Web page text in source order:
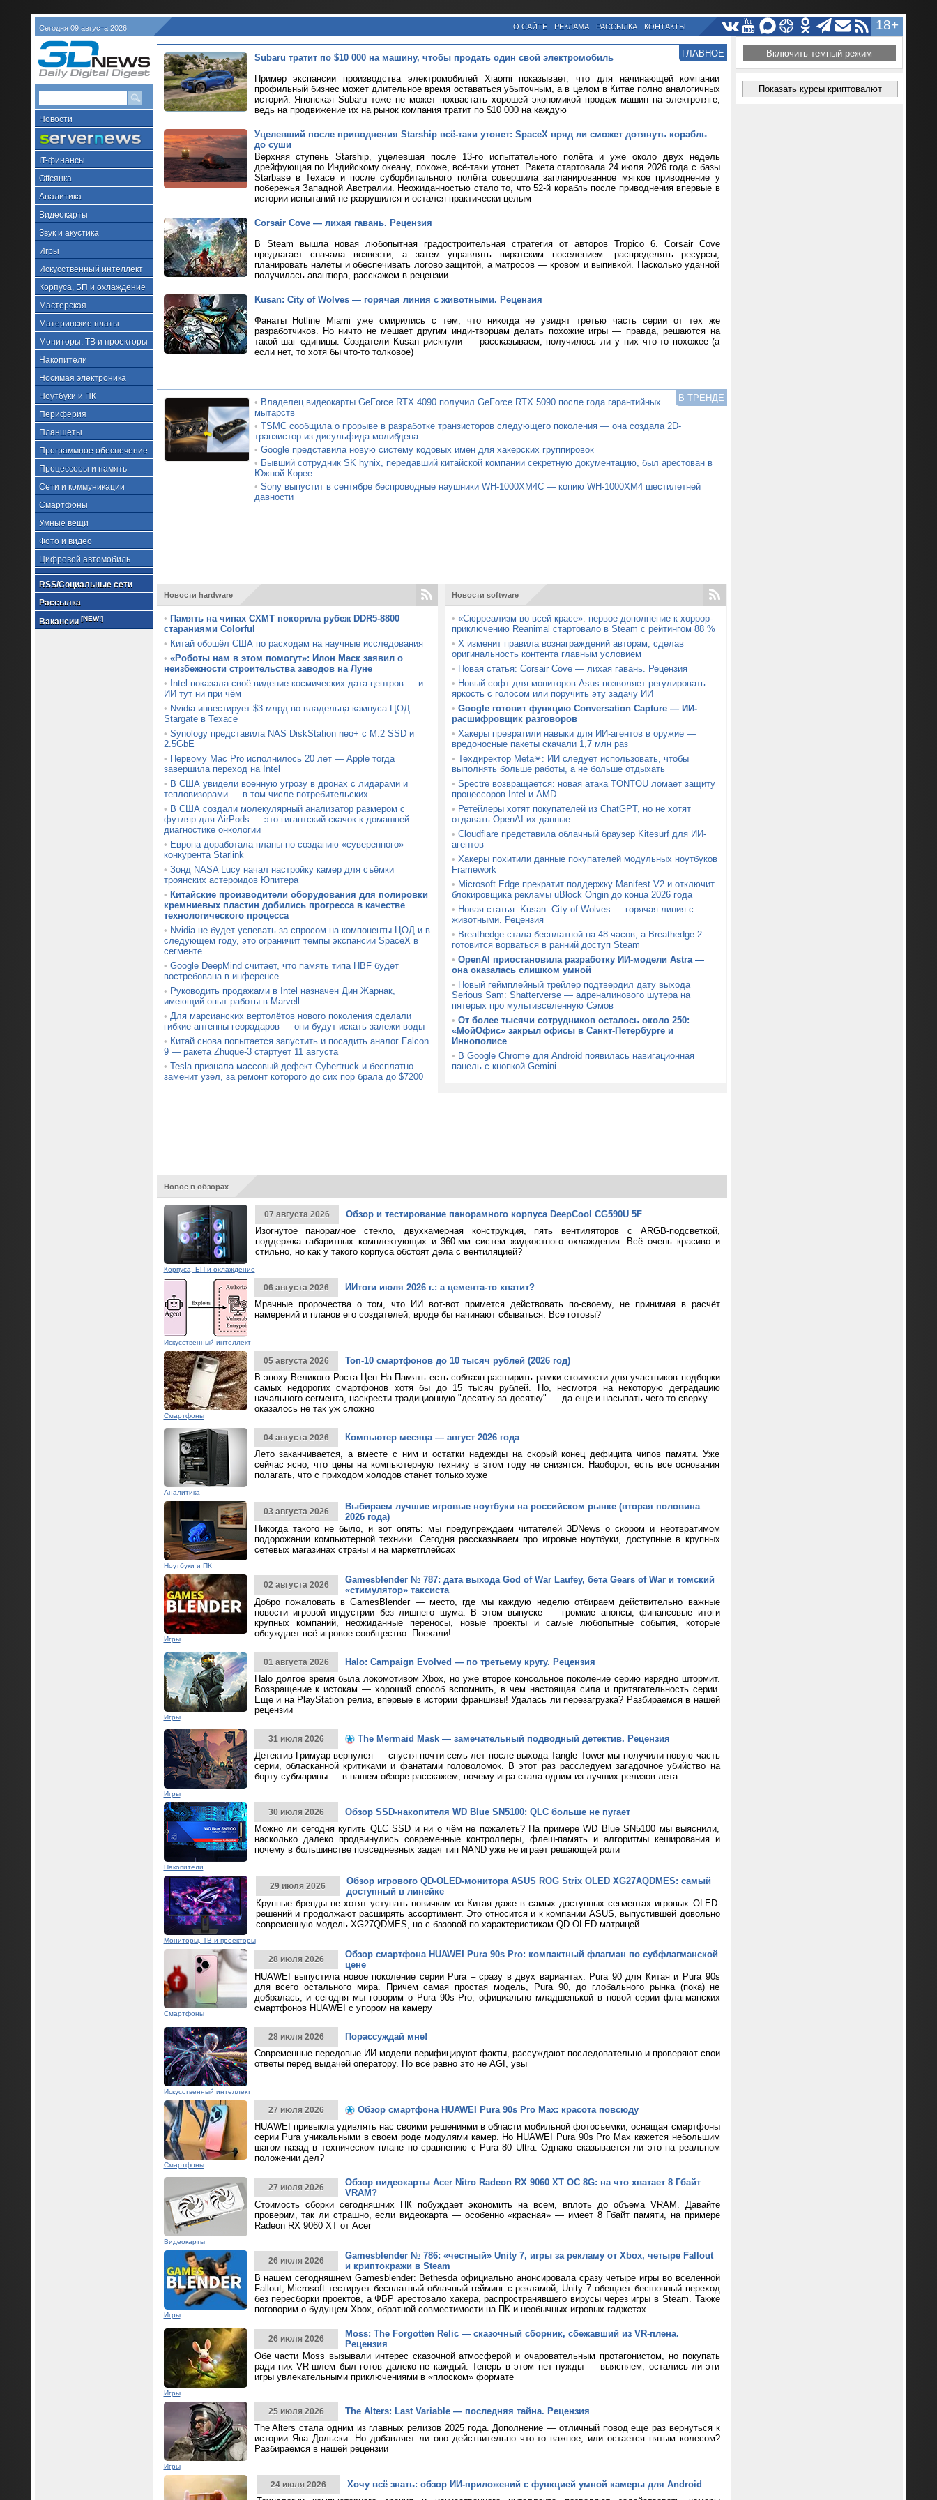
Сегодня 09 августа 2026 18+
О САЙТЕ РЕКЛАМА РАССЫЛКА КОНТАКТЫ
Новости
IT-финансы
Offсянка
Аналитика
Видеокарты
Звук и акустика
Игры
Искусственный интеллект
Корпуса, БП и охлаждение
Мастерская
Материнские платы
Мониторы, ТВ и проекторы
Накопители
Носимая электроника
Ноутбуки и ПК
Периферия
Планшеты
Программное обеспечение
Процессоры и память
Сети и коммуникации
Смартфоны
Умные вещи
Фото и видео
Цифровой автомобиль
RSS/Социальные сети
Рассылка
Вакансии [NEW!]
ГЛАВНОЕ
Subaru тратит по $10 000 на машину, чтобы продать один свой электромобиль
Пример экспансии производства электромобилей Xiaomi показывает, что для начинающей компании
профильный бизнес может длительное время оставаться убыточным, а в целом в Китае полно аналогичных
историй. Японская Subaru тоже не может похвастать хорошей экономикой продаж машин на электротяге,
ведь на продвижение их на рынок компания тратит по $10 000 на каждую
Уцелевший после приводнения Starship всё-таки утонет: SpaceX вряд ли сможет дотянуть корабль
до суши
Верхняя ступень Starship, уцелевшая после 13-го испытательного полёта и уже около двух недель
дрейфующая по Индийскому океану, похоже, всё-таки утонет. Ракета стартовала 24 июля 2026 года с базы
Starbase в Техасе и после суборбитального полёта совершила запланированное мягкое приводнение у
побережья Западной Австралии. Неожиданностью стало то, что 52-й корабль после приводнения впервые в
истории испытаний не разрушился и остался практически целым
Corsair Cove — лихая гавань. Рецензия
В Steam вышла новая любопытная градостроительная стратегия от авторов Tropico 6. Corsair Cove
предлагает сначала возвести, а затем управлять пиратским поселением: распределять ресурсы,
планировать налёты и обеспечивать логово защитой, а матросов — кровом и выпивкой. Насколько удачной
получилась авантюра, расскажем в рецензии
Kusan: City of Wolves — горячая линия с животными. Рецензия
Фанаты Hotline Miami уже смирились с тем, что никогда не увидят третью часть серии от тех же
разработчиков. Но ничто не мешает другим инди-творцам делать похожие игры — правда, решаются на
такой шаг единицы. Создатели Kusan рискнули — рассказываем, получилось ли у них что-то похожее (а
если нет, то хотя бы что-то толковое)
В ТРЕНДЕ
• Владелец видеокарты GeForce RTX 4090 получил GeForce RTX 5090 после года гарантийных
мытарств
• TSMC сообщила о прорыве в разработке транзисторов следующего поколения — она создала 2D-
транзистор из дисульфида молибдена
• Google представила новую систему кодовых имен для хакерских группировок
• Бывший сотрудник SK hynix, передавший китайской компании секретную документацию, был арестован в
Южной Корее
• Sony выпустит в сентябре беспроводные наушники WH-1000XM4C — копию WH-1000XM4 шестилетней
давности
Новости hardware
• Память на чипах CXMT покорила рубеж DDR5-8800
стараниями Colorful
• Китай обошёл США по расходам на научные исследования
• «Роботы нам в этом помогут»: Илон Маск заявил о
неизбежности строительства заводов на Луне
• Intel показала своё видение космических дата-центров — и
ИИ тут ни при чём
• Nvidia инвестирует $3 млрд во владельца кампуса ЦОД
Stargate в Техасе
• Synology представила NAS DiskStation neo+ с M.2 SSD и
2.5GbE
• Первому Mac Pro исполнилось 20 лет — Apple тогда
завершила переход на Intel
• В США увидели военную угрозу в дронах с лидарами и
тепловизорами — в том числе потребительских
• В США создали молекулярный анализатор размером с
футляр для AirPods — это гигантский скачок к домашней
диагностике онкологии
• Европа доработала планы по созданию «суверенного»
конкурента Starlink
• Зонд NASA Lucy начал настройку камер для съёмки
троянских астероидов Юпитера
• Китайские производители оборудования для полировки
кремниевых пластин добились прогресса в качестве
технологического процесса
• Nvidia не будет успевать за спросом на компоненты ЦОД и в
следующем году, это ограничит темпы экспансии SpaceX в
сегменте
• Google DeepMind считает, что память типа HBF будет
востребована в инференсе
• Руководить продажами в Intel назначен Дин Жарнак,
имеющий опыт работы в Marvell
• Для марсианских вертолётов нового поколения сделали
гибкие антенны георадаров — они будут искать залежи воды
• Китай снова попытается запустить и посадить аналог Falcon
9 — ракета Zhuque-3 стартует 11 августа
• Tesla признала массовый дефект Cybertruck и бесплатно
заменит узел, за ремонт которого до сих пор брала до $7200
Новости software
• «Сюрреализм во всей красе»: первое дополнение к хоррор-
приключению Reanimal стартовало в Steam с рейтингом 88 %
• X изменит правила вознаграждений авторам, сделав
оригинальность контента главным условием
• Новая статья: Corsair Cove — лихая гавань. Рецензия
• Новый софт для мониторов Asus позволяет регулировать
яркость с голосом или поручить эту задачу ИИ
• Google готовит функцию Conversation Capture — ИИ-
расшифровщик разговоров
• Хакеры превратили навыки для ИИ-агентов в оружие —
вредоносные пакеты скачали 1,7 млн раз
• Техдиректор Meta✴: ИИ следует использовать, чтобы
выполнять больше работы, а не больше отдыхать
• Spectre возвращается: новая атака TONTOU ломает защиту
процессоров Intel и AMD
• Ретейлеры хотят покупателей из ChatGPT, но не хотят
отдавать OpenAI их данные
• Cloudflare представила облачный браузер Kitesurf для ИИ-
агентов
• Хакеры похитили данные покупателей модульных ноутбуков
Framework
• Microsoft Edge прекратит поддержку Manifest V2 и отключит
блокировщика рекламы uBlock Origin до конца 2026 года
• Новая статья: Kusan: City of Wolves — горячая линия с
животными. Рецензия
• Breathedge стала бесплатной на 48 часов, а Breathedge 2
готовится ворваться в ранний доступ Steam
• OpenAI приостановила разработку ИИ-модели Astra —
она оказалась слишком умной
• Новый геймплейный трейлер подтвердил дату выхода
Serious Sam: Shatterverse — адреналинового шутера на
пятерых про мультивселенную Сэмов
• От более тысячи сотрудников осталось около 250:
«МойОфис» закрыл офисы в Санкт-Петербурге и
Иннополисе
• В Google Chrome для Android появилась навигационная
панель с кнопкой Gemini
Новое в обзорах
Корпуса, БП и охлаждение
07 августа 2026
Обзор и тестирование панорамного корпуса DeepCool CG590U 5F
Изогнутое панорамное стекло, двухкамерная конструкция, пять вентиляторов с ARGB-подсветкой,
поддержка габаритных комплектующих и 360-мм систем жидкостного охлаждения. Всё очень красиво и
стильно, но как у такого корпуса обстоят дела с вентиляцией?
Искусственный интеллект
06 августа 2026
ИИтоги июля 2026 г.: а цемента-то хватит?
Мрачные пророчества о том, что ИИ вот-вот примется действовать по-своему, не принимая в расчёт
намерений и планов его создателей, вроде бы начинают сбываться. Все готовы?
Смартфоны
05 августа 2026
Топ-10 смартфонов до 10 тысяч рублей (2026 год)
В эпоху Великого Роста Цен На Память есть соблазн расширить рамки стоимости для участников подборки
самых недорогих смартфонов хотя бы до 15 тысяч рублей. Но, несмотря на некоторую деградацию
начального сегмента, наскрести традиционную "десятку за десятку" — да еще и насыпать чего-то сверху —
оказалось не так уж сложно
Аналитика
04 августа 2026
Компьютер месяца — август 2026 года
Лето заканчивается, а вместе с ним и остатки надежды на скорый конец дефицита чипов памяти. Уже
сейчас ясно, что цены на компьютерную технику в этом году не снизятся. Наоборот, есть все основания
полагать, что с приходом холодов станет только хуже
Ноутбуки и ПК
03 августа 2026
Выбираем лучшие игровые ноутбуки на российском рынке (вторая половина
2026 года)
Никогда такого не было, и вот опять: мы предупреждаем читателей 3DNews о скором и неотвратимом
подорожании компьютерной техники. Сегодня рассказываем про игровые ноутбуки, доступные в крупных
сетевых магазинах страны и на маркетплейсах
Игры
02 августа 2026
Gamesblender № 787: дата выхода God of War Laufey, бета Gears of War и томский
«стимулятор» таксиста
Добро пожаловать в GamesBlender — место, где мы каждую неделю отбираем действительно важные
новости игровой индустрии без лишнего шума. В этом выпуске — громкие анонсы, финансовые итоги
крупных компаний, неожиданные переносы, новые проекты и самые любопытные события, которые
обсуждает всё игровое сообщество. Поехали!
Игры
01 августа 2026
Halo: Campaign Evolved — по третьему кругу. Рецензия
Halo долгое время была локомотивом Xbox, но уже второе консольное поколение серию изрядно штормит.
Возвращение к истокам — хороший способ вспомнить, в чем настоящая сила и притягательность серии.
Еще и на PlayStation релиз, впервые в истории франшизы! Удалась ли перезагрузка? Разбираемся в нашей
рецензии
Игры
31 июля 2026
The Mermaid Mask — замечательный подводный детектив. Рецензия
Детектив Гримуар вернулся — спустя почти семь лет после выхода Tangle Tower мы получили новую часть
серии, обласканной критиками и фанатами головоломок. В этот раз расследуем загадочное убийство на
борту субмарины — в нашем обзоре расскажем, почему игра стала одним из лучших релизов лета
Накопители
30 июля 2026
Обзор SSD-накопителя WD Blue SN5100: QLC больше не пугает
Можно ли сегодня купить QLC SSD и ни о чём не пожалеть? На примере WD Blue SN5100 мы выяснили,
насколько далеко продвинулись современные контроллеры, флеш-память и алгоритмы кеширования и
почему в большинстве повседневных задач тип NAND уже не играет решающей роли
Мониторы, ТВ и проекторы
29 июля 2026
Обзор игрового QD-OLED-монитора ASUS ROG Strix OLED XG27AQDMES: самый
доступный в линейке
Крупные бренды не хотят уступать новичкам из Китая даже в самых доступных сегментах игровых OLED-
решений и продолжают расширять ассортимент. Это относится и к компании ASUS, выпустившей довольно
современную модель XG27QDMES, но с базовой по характеристикам QD-OLED-матрицей
Смартфоны
28 июля 2026
Обзор смартфона HUAWEI Pura 90s Pro: компактный флагман по субфлагманской
цене
HUAWEI выпустила новое поколение серии Pura – сразу в двух вариантах: Pura 90 для Китая и Pura 90s
для всего остального мира. Причем самая простая модель, Pura 90, до глобального рынка (пока) не
добралась, и сегодня мы говорим о Pura 90s Pro, официально младшенькой в новой серии флагманских
смартфонов HUAWEI с упором на камеру
Искусственный интеллект
28 июля 2026
Порассуждай мне!
Современные передовые ИИ-модели верифицируют факты, рассуждают последовательно и проверяют свои
ответы перед выдачей оператору. Но всё равно это не AGI, увы
Смартфоны
27 июля 2026
Обзор смартфона HUAWEI Pura 90s Pro Max: красота повсюду
HUAWEI привыкла удивлять нас своими решениями в области мобильной фотосъемки, оснащая смартфоны
серии Pura уникальными в своем роде модулями камер. Но HUAWEI Pura 90s Pro Max кажется небольшим
шагом назад в техническом плане по сравнению с Pura 80 Ultra. Однако сказывается ли это на реальном
положении дел?
Видеокарты
27 июля 2026
Обзор видеокарты Acer Nitro Radeon RX 9060 XT OC 8G: на что хватает 8 Гбайт
VRAM?
Стоимость сборки сегодняшних ПК побуждает экономить на всем, вплоть до объема VRAM. Давайте
проверим, так ли страшно, если видеокарта — особенно «красная» — имеет 8 Гбайт памяти, на примере
Radeon RX 9060 XT от Acer
Игры
26 июля 2026
Gamesblender № 786: «честный» Unity 7, игры за рекламу от Xbox, четыре Fallout
и криптокражи в Steam
В нашем сегодняшнем Gamesblender: Bethesda официально анонсировала сразу четыре игры во вселенной
Fallout, Microsoft тестирует бесплатный облачный гейминг с рекламой, Unity 7 обещает бесшовный переход
без пересборки проектов, а ФБР арестовало хакера, распространявшего вирусы через игры в Steam. Также
поговорим о будущем Xbox, обратной совместимости на ПК и необычных игровых гаджетах
Игры
26 июля 2026
Moss: The Forgotten Relic — сказочный сборник, сбежавший из VR-плена.
Рецензия
Обе части Moss вызывали интерес сказочной атмосферой и очаровательным протагонистом, но покупать
ради них VR-шлем был готов далеко не каждый. Теперь в этом нет нужды — выясняем, остались ли эти
игры увлекательными приключениями в «плоском» формате
Игры
25 июля 2026
The Alters: Last Variable — последняя тайна. Рецензия
The Alters стала одним из главных релизов 2025 года. Дополнение — отличный повод еще раз вернуться к
истории Яна Дольски. Но добавляет ли оно действительно что-то важное, или остается пятым колесом?
Разбираемся в нашей рецензии
24 июля 2026
Хочу всё знать: обзор ИИ-приложений с функцией умной камеры для Android
Включить темный режим
Показать курсы криптовалют